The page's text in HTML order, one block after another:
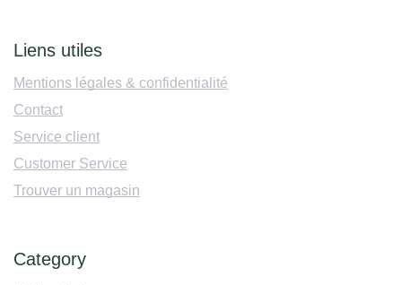
Liens utiles
Mentions légales & confidentialité
Contact
Service client
Customer Service
Trouver un magasin
Category